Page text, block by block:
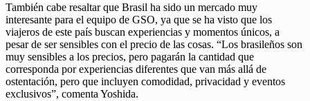
También cabe resaltar que Brasil ha sido un mercado muy
interesante para el equipo de GSO, ya que se ha visto que los
viajeros de este país buscan experiencias y momentos únicos, a
pesar de ser sensibles con el precio de las cosas. “Los brasileños son
muy sensibles a los precios, pero pagarán la cantidad que
corresponda por experiencias diferentes que van más allá de
ostentación, pero que incluyen comodidad, privacidad y eventos
exclusivos”, comenta Yoshida.